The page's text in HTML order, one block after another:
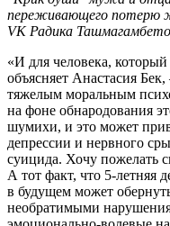
переживающего
VK Радика
«И для человека, который
объясняет Анастасия
тяжелым моральным
на фоне обнародования
шумихи, и это может
депрессии и нервного
суицида. Хочу пожелать
А тот факт, что 5-летняя
в будущем может
необратимыми